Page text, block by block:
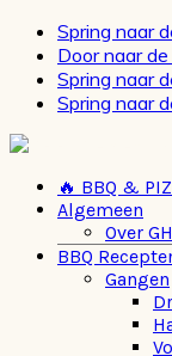
Spring naar
Door naar
Spring naar
Spring naar
🔥 BBQ &
Algemeen
Over
BBQ
Gangen